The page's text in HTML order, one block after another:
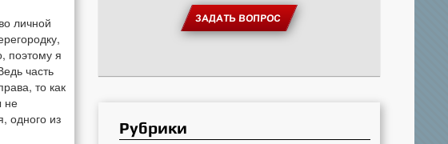
личной
поэтому я
часть
то как
не
одного из
ЗАДАТЬ ВОПРОС
Рубрики